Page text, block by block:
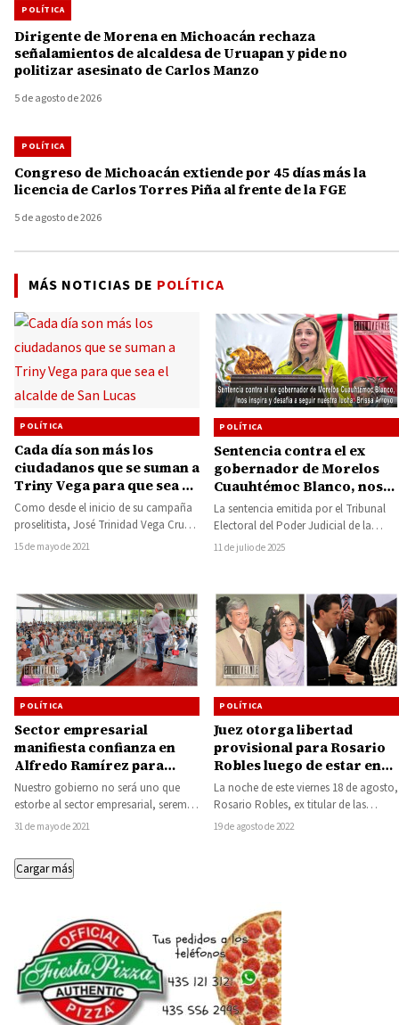
POLÍTICA
Dirigente de Morena en Michoacán rechaza
señalamientos de alcaldesa de Uruapan y pide no
politizar asesinato de Carlos Manzo
5 de agosto de 2026
POLÍTICA
Congreso de Michoacán extiende por 45 días más la
licencia de Carlos Torres Piña al frente de la FGE
5 de agosto de 2026
MÁS NOTICIAS DE POLÍTICA
POLÍTICA
Cada día son más los
ciudadanos que se suman a
Triny Vega para que sea el
alcalde de San Lucas
Como desde el inicio de su campaña
proselitista, José Trinidad Vega Cruz,
candidato a presidente municipal de
15 de mayo de 2021
POLÍTICA
Sentencia contra el ex
gobernador de Morelos
Cuauhtémoc Blanco, nos
inspira y desafía a seguir
nuestra lucha: Brissa
Arroyo
La sentencia emitida por el Tribunal
Electoral del Poder Judicial de la
Federación (TEPJF), en que se
11 de julio de 2025
POLÍTICA
Sector empresarial
manifiesta confianza en
Alfredo Ramírez para
gobernar Michoacán
Nuestro gobierno no será uno que
estorbe al sector empresarial, seremos
aliados de los inversionistas y
31 de mayo de 2021
POLÍTICA
Juez otorga libertad
provisional para Rosario
Robles luego de estar en
prisión durante tres años
por el caso de la Estafa
Maestra
La noche de este viernes 18 de agosto,
Rosario Robles, ex titular de las
secretarías de Desarrollo Social…
19 de agosto de 2022
Cargar más